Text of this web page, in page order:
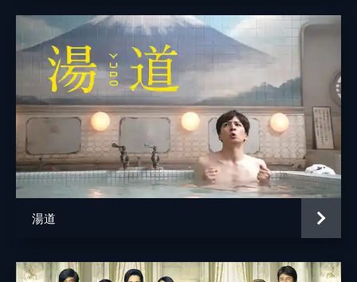
小沢真珠
神戸浩
中原翔子
井上依吏子
松田リマ
監督 武内英樹
原作 魔夜峰央
湯道